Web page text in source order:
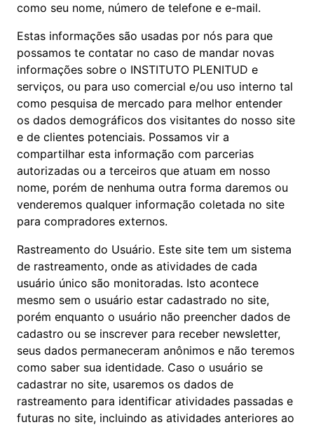
como seu nome, número de telefone e e-mail.
Estas informações são usadas por nós para que
possamos te contatar no caso de mandar novas
informações sobre o INSTITUTO PLENITUD e
serviços, ou para uso comercial e/ou uso interno tal
como pesquisa de mercado para melhor entender
os dados demográficos dos visitantes do nosso site
e de clientes potenciais. Possamos vir a
compartilhar esta informação com parcerias
autorizadas ou a terceiros que atuam em nosso
nome, porém de nenhuma outra forma daremos ou
venderemos qualquer informação coletada no site
para compradores externos.
Rastreamento do Usuário. Este site tem um sistema
de rastreamento, onde as atividades de cada
usuário único são monitoradas. Isto acontece
mesmo sem o usuário estar cadastrado no site,
porém enquanto o usuário não preencher dados de
cadastro ou se inscrever para receber newsletter,
seus dados permaneceram anônimos e não teremos
como saber sua identidade. Caso o usuário se
cadastrar no site, usaremos os dados de
rastreamento para identificar atividades passadas e
futuras no site, incluindo as atividades anteriores ao